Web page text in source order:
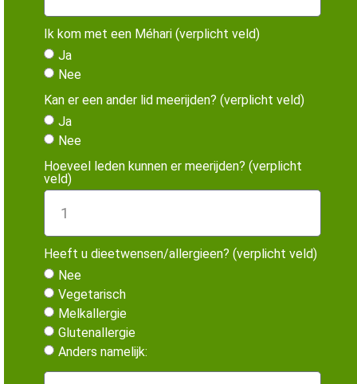
Ik kom met een Méhari (verplicht veld)
Ja
Nee
Kan er een ander lid meerijden? (verplicht veld)
Ja
Nee
Hoeveel leden kunnen er meerijden? (verplicht
veld)
Heeft u dieetwensen/allergieen? (verplicht veld)
Nee
Vegetarisch
Melkallergie
Glutenallergie
Anders namelijk: